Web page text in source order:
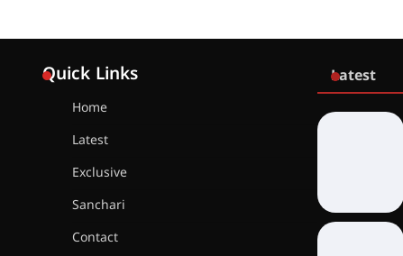
Quick Links
Home
Latest
Exclusive
Sanchari
Contact
Latest